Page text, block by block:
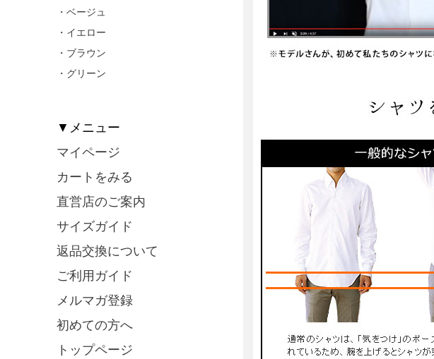
・ベージュ
・イエロー
・ブラウン
・グリーン
▼メニュー
マイページ
カートをみる
直営店のご案内
サイズガイド
返品交換について
ご利用ガイド
メルマガ登録
初めての方へ
トップページ